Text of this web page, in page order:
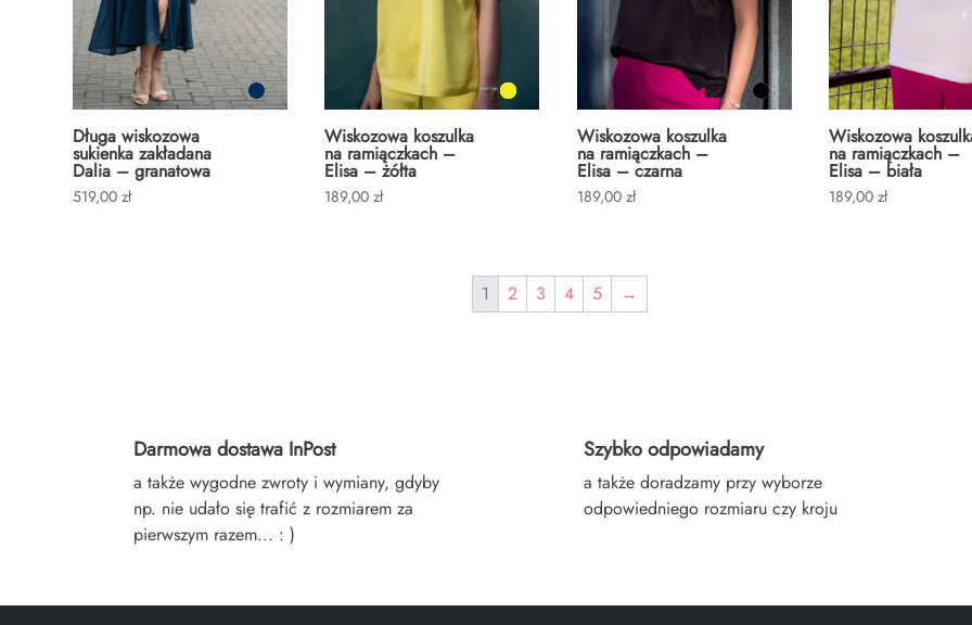
Długa wiskozowa
sukienka zakładana
Dalia – granatowa
519,00zł
Wiskozowa koszulka
na ramiączkach –
Elisa – żółta
189,00zł
Wiskozowa koszulka
na ramiączkach –
Elisa – czarna
189,00 zł
Wiskozowa
na ramiączkach –
Elisa – biała
189,00 zł
1 2 3 4 5 →
Darmowa dostawa InPost
a także wygodne zwroty i wymiany, gdyby
np. nie udało się trafić z rozmiarem za
pierwszym razem... : )
Szybko odpowiadamy
a także doradzamy przy wyborze
odpowiedniego rozmiaru czy kroju